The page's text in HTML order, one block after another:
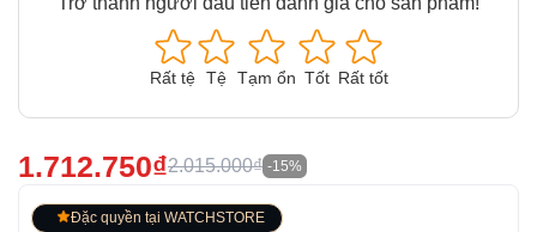
Rất tệ Tệ Tạm ổn Tốt Rất tốt
1.712.750₫2.015.000₫ -15%
Đặc quyền tại WATCHSTORE